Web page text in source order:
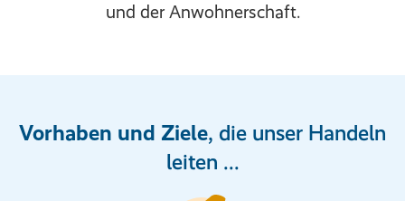
und der Anwohnerschaft.
Vorhaben und Ziele, die unser Handeln
leiten ...